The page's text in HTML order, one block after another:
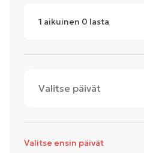
1 aikuinen 0 lasta
Valitse päivät
Valitse ensin päivät